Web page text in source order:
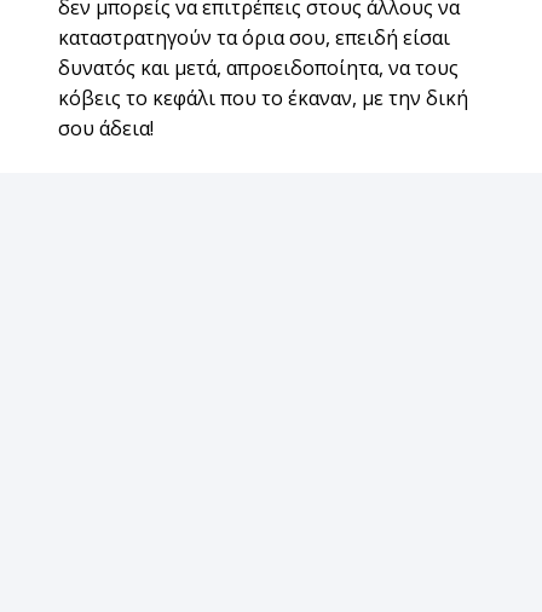
δεν μπορείς να επιτρέπεις στους άλλους να
καταστρατηγούν τα όρια σου, επειδή είσαι
δυνατός και μετά, απροειδοποίητα, να τους
κόβεις το κεφάλι που το έκαναν, με την δική
σου άδεια!